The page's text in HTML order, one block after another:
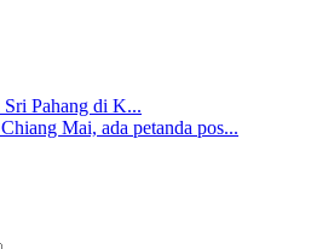
Sri Pahang di K...
Mai, ada petanda pos...